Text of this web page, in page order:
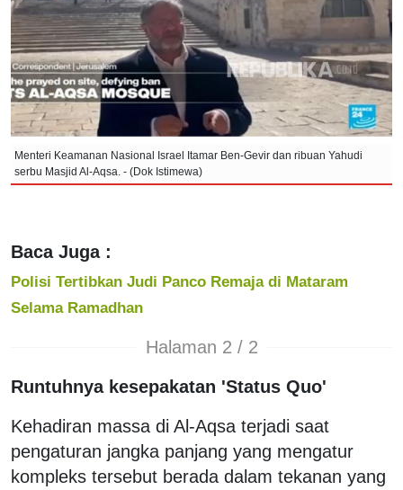
Menteri Keamanan Nasional Israel Itamar Ben-Gevir dan ribuan Yahudi
serbu Masjid Al-Aqsa. - (Dok Istimewa)
Baca Juga :
Polisi Tertibkan Judi Panco Remaja di Mataram
Selama Ramadhan
Halaman 2 / 2
Runtuhnya kesepakatan 'Status Quo'
Kehadiran massa di Al-Aqsa terjadi saat
pengaturan jangka panjang yang mengatur
kompleks tersebut berada dalam tekanan yang